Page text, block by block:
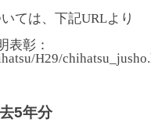
ては、下記URLより
表彰：
H29/
5年分